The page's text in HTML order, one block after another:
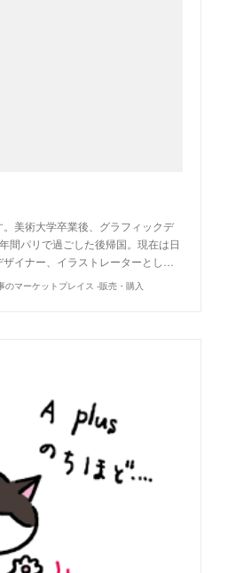
美術大学卒業後、グラフィックデ
間パリで過ごした後帰国。現在は日
イナー、イラストレーターとし…
マーケットプレイス -販売・購入